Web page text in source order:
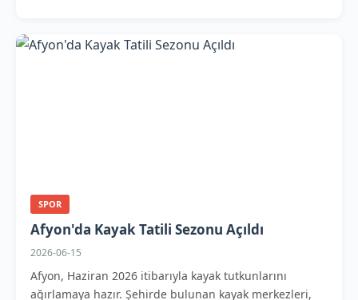
SPOR
Afyon'da Kayak Tatili Sezonu Açıldı
2026-06-15
Afyon, Haziran 2026 itibarıyla kayak tutkunlarını
ağırlamaya hazır. Şehirde bulunan kayak merkezleri,